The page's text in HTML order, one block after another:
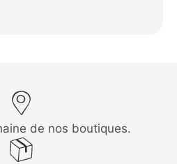
de nos boutiques.